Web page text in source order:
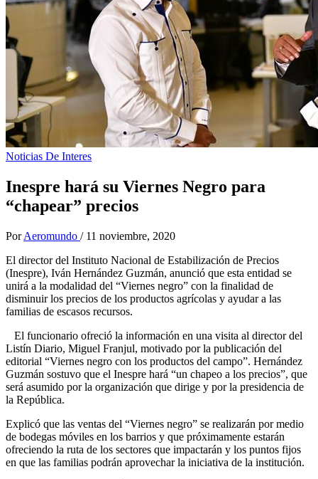
Noticias De Interes
Inespre hará su Viernes Negro para
“chapear” precios
Por Aeromundo / 11 noviembre, 2020
El director del Instituto Nacional de Estabilización de Precios
(Inespre), Iván Hernández Guzmán, anunció que esta entidad se
unirá a la modalidad del “Viernes negro” con la finalidad de
disminuir los precios de los productos agrícolas y ayudar a las
familias de escasos recursos.
El funcionario ofreció la información en una visita al director del
Listín Diario, Miguel Franjul, motivado por la publicación del
editorial “Viernes negro con los productos del campo”. Hernández
Guzmán sostuvo que el Inespre hará “un chapeo a los precios”, que
será asumido por la organización que dirige y por la presidencia de
la República.
Explicó que las ventas del “Viernes negro” se realizarán por medio
de bodegas móviles en los barrios y que próximamente estarán
ofreciendo la ruta de los sectores que impactarán y los puntos fijos
en que las familias podrán aprovechar la iniciativa de la institución.